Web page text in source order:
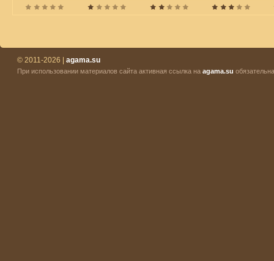
© 2011-2026 | agama.su
При использовании материалов сайта активная ссылка на agama.su